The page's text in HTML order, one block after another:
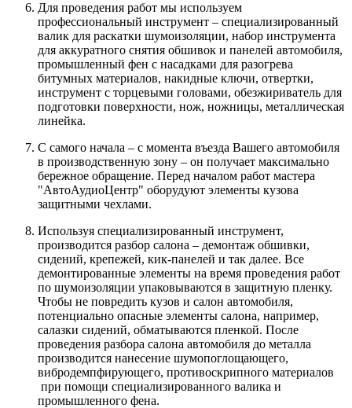
Для проведения работ мы используем
профессиональный инструмент – специализированный
валик для раскатки шумоизоляции, набор инструмента
для аккуратного снятия обшивок и панелей автомобиля,
промышленный фен с насадками для разогрева
битумных материалов, накидные ключи, отвертки,
инструмент с торцевыми головами, обезжириватель для
подготовки поверхности, нож, ножницы, металлическая
линейка.
С самого начала – с момента въезда Вашего автомобиля
в производственную зону – он получает максимально
бережное обращение. Перед началом работ мастера
"АвтоАудиоЦентр" оборудуют элементы кузова
защитными чехлами.
Используя специализированный инструмент,
производится разбор салона – демонтаж обшивки,
сидений, крепежей, кик-панелей и так далее. Все
демонтированные элементы на время проведения работ
по шумоизоляции упаковываются в защитную пленку.
Чтобы не повредить кузов и салон автомобиля,
потенциально опасные элементы салона, например,
салазки сидений, обматываются пленкой. После
проведения разбора салона автомобиля до металла
производится нанесение шумопоглощающего,
вибродемпфирующего, противоскрипного материалов
при помощи специализированного валика и
промышленного фена.